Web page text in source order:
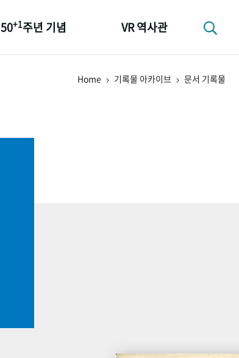
50+1주년 기념 VR 역사관
Home 기록물 아카이브 문서 기록물